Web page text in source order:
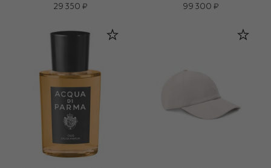
29 350 ₽
99 300 ₽